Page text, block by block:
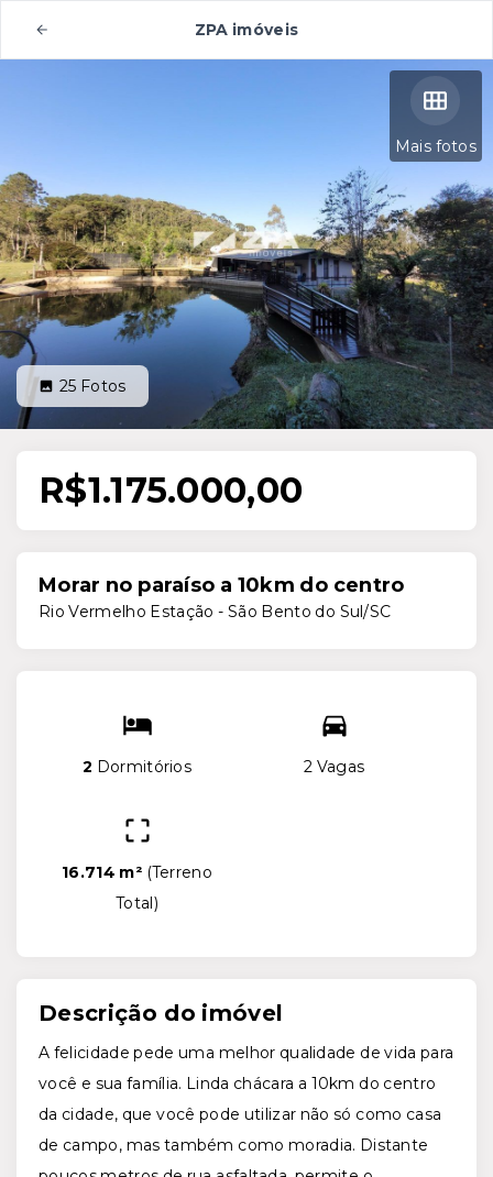
ZPA imóveis
Mais fotos
25 Fotos
R$1.175.000,00
Morar no paraíso a 10km do centro
Rio Vermelho Estação - São Bento do Sul/SC
2 Dormitórios 2 Vagas
16.714 m² (Terreno
Total)
Descrição do imóvel
A felicidade pede uma melhor qualidade de vida para
você e sua família. Linda chácara a 10km do centro
da cidade, que você pode utilizar não só como casa
de campo, mas também como moradia. Distante